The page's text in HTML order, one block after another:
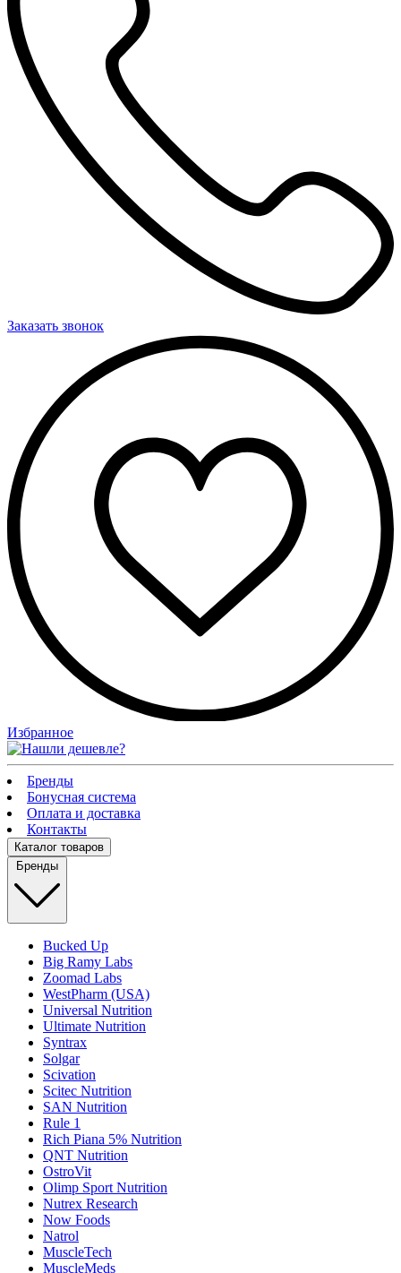
Заказать звонок
Избранное
Бренды
Бонусная система
Оплата и доставка
Контакты
Каталог товаров
Бренды
Bucked Up
Big Ramy Labs
Zoomad Labs
WestPharm (USA)
Universal Nutrition
Ultimate Nutrition
Syntrax
Solgar
Scivation
Scitec Nutrition
SAN Nutrition
Rule 1
Rich Piana 5% Nutrition
QNT Nutrition
OstroVit
Olimp Sport Nutrition
Nutrex Research
Now Foods
Natrol
MuscleTech
MuscleMeds